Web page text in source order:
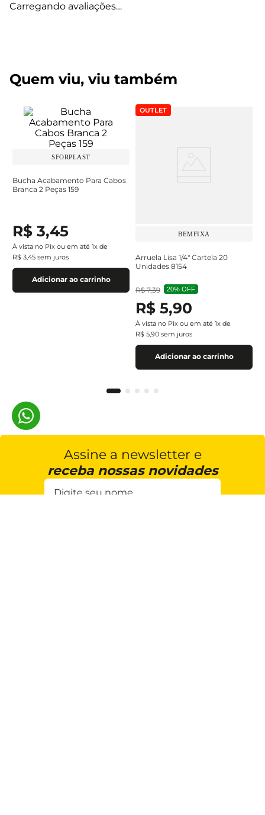
Carregando avaliações…
Quem viu, viu também
SFORPLAST
Bucha Acabamento Para Cabos
Branca 2 Peças 159
R$ 3,45
À vista no Pix ou em até 1x de
R$ 3,45 sem juros
Adicionar ao carrinho
OUTLET
BEMFIXA
Arruela Lisa 1/4" Cartela 20
Unidades 8154
R$ 7,39 20% OFF
R$ 5,90
À vista no Pix ou em até 1x de
R$ 5,90 sem juros
Adicionar ao carrinho
Assine a newsletter e
receba nossas novidades